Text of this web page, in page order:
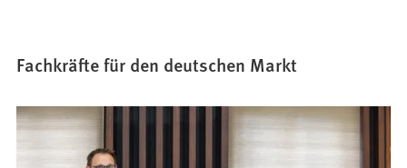
Fachkräfte für den deutschen Markt